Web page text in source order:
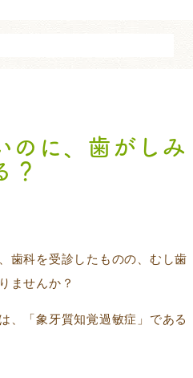
のに、歯がしみ
？
歯科を受診したものの、むし歯
ませんか？
、「象牙質知覚過敏症」である